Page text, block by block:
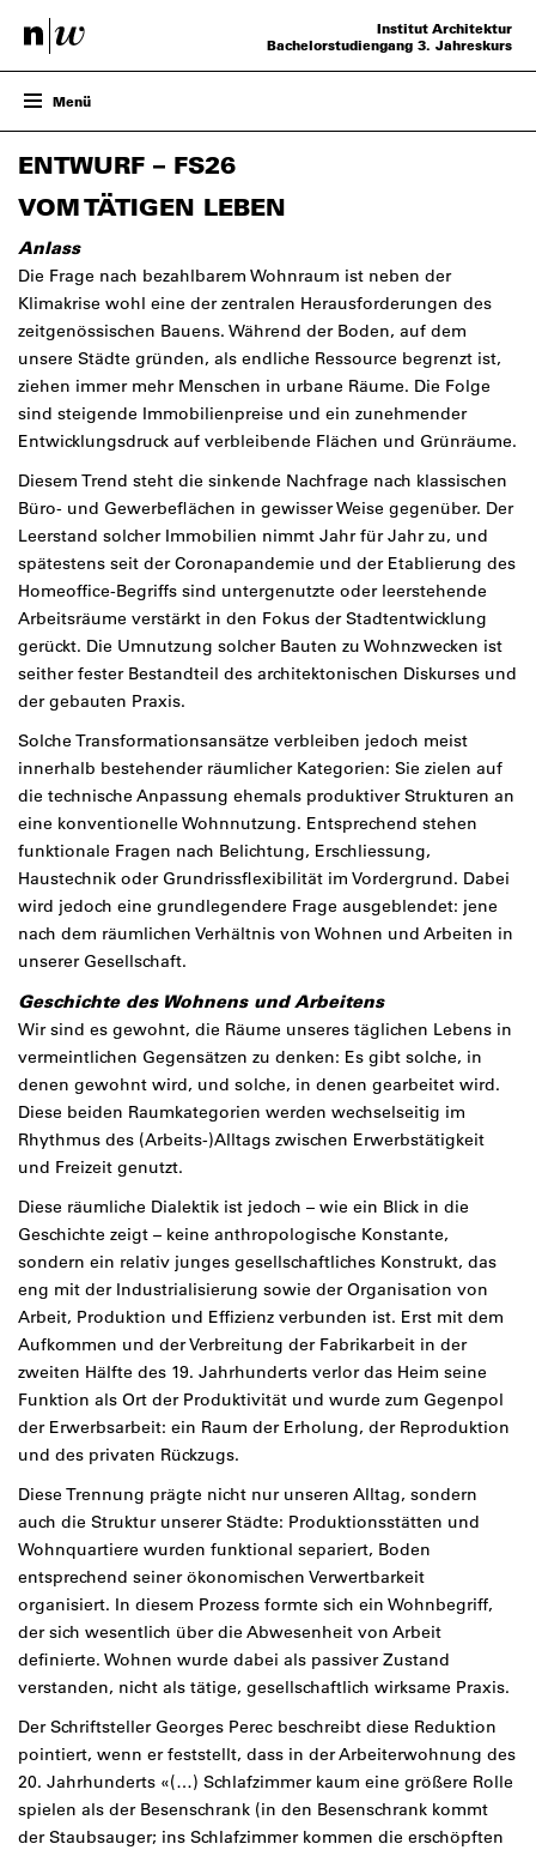
Institut Architektur
Bachelorstudiengang 3. Jahreskurs
Menü
ENTWURF – FS26
PROJEKTE
VERANSTALTUNGEN
TEAM
ENTWURF – FS26
VOM TÄTIGEN LEBEN
Anlass
Die Frage nach bezahlbarem Wohnraum ist neben der
Klimakrise wohl eine der zentralen Herausforderungen des
zeitgenössischen Bauens. Während der Boden, auf dem
unsere Städte gründen, als endliche Ressource begrenzt ist,
ziehen immer mehr Menschen in urbane Räume. Die Folge
sind steigende Immobilienpreise und ein zunehmender
Entwicklungsdruck auf verbleibende Flächen und Grünräume.
Diesem Trend steht die sinkende Nachfrage nach klassischen
Büro- und Gewerbeflächen in gewisser Weise gegenüber. Der
Leerstand solcher Immobilien nimmt Jahr für Jahr zu, und
spätestens seit der Coronapandemie und der Etablierung des
Homeoffice-Begriffs sind untergenutzte oder leerstehende
Arbeitsräume verstärkt in den Fokus der Stadtentwicklung
gerückt. Die Umnutzung solcher Bauten zu Wohnzwecken ist
seither fester Bestandteil des architektonischen Diskurses und
der gebauten Praxis.
Solche Transformationsansätze verbleiben jedoch meist
innerhalb bestehender räumlicher Kategorien: Sie zielen auf
die technische Anpassung ehemals produktiver Strukturen an
eine konventionelle Wohnnutzung. Entsprechend stehen
funktionale Fragen nach Belichtung, Erschliessung,
Haustechnik oder Grundrissflexibilität im Vordergrund. Dabei
wird jedoch eine grundlegendere Frage ausgeblendet: jene
nach dem räumlichen Verhältnis von Wohnen und Arbeiten in
unserer Gesellschaft.
Geschichte des Wohnens und Arbeitens
Wir sind es gewohnt, die Räume unseres täglichen Lebens in
vermeintlichen Gegensätzen zu denken: Es gibt solche, in
denen gewohnt wird, und solche, in denen gearbeitet wird.
Diese beiden Raumkategorien werden wechselseitig im
Rhythmus des (Arbeits-)Alltags zwischen Erwerbstätigkeit
und Freizeit genutzt.
Diese räumliche Dialektik ist jedoch – wie ein Blick in die
Geschichte zeigt – keine anthropologische Konstante,
sondern ein relativ junges gesellschaftliches Konstrukt, das
eng mit der Industrialisierung sowie der Organisation von
Arbeit, Produktion und Effizienz verbunden ist. Erst mit dem
Aufkommen und der Verbreitung der Fabrikarbeit in der
zweiten Hälfte des 19. Jahrhunderts verlor das Heim seine
Funktion als Ort der Produktivität und wurde zum Gegenpol
der Erwerbsarbeit: ein Raum der Erholung, der Reproduktion
und des privaten Rückzugs.
Diese Trennung prägte nicht nur unseren Alltag, sondern
auch die Struktur unserer Städte: Produktionsstätten und
Wohnquartiere wurden funktional separiert, Boden
entsprechend seiner ökonomischen Verwertbarkeit
organisiert. In diesem Prozess formte sich ein Wohnbegriff,
der sich wesentlich über die Abwesenheit von Arbeit
definierte. Wohnen wurde dabei als passiver Zustand
verstanden, nicht als tätige, gesellschaftlich wirksame Praxis.
Der Schriftsteller Georges Perec beschreibt diese Reduktion
pointiert, wenn er feststellt, dass in der Arbeiterwohnung des
20. Jahrhunderts «(…) Schlafzimmer kaum eine größere Rolle
spielen als der Besenschrank (in den Besenschrank kommt
der Staubsauger; ins Schlafzimmer kommen die erschöpften